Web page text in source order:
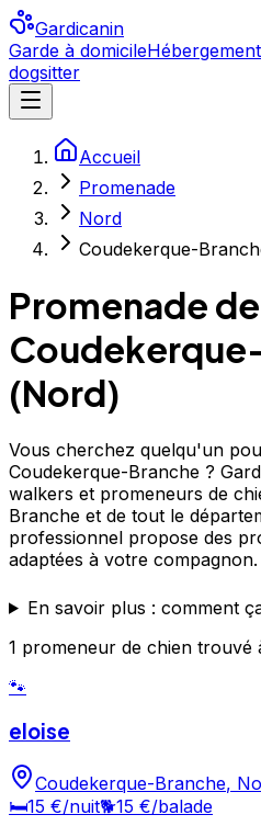
Gardicanin
Garde à domicileHébergement
dogsitter
Accueil
Promenade
Nord
Coudekerque-
Promenade
(Nord)
Vous cherchez quelqu'un
Coudekerque-Branche ?
walkers et promeneurs de
Branche et de tout le
professionnel propose des
adaptées à votre compagnon.
En savoir plus : comment
1 promeneur de chien trouvé
🐾
eloise
Coudekerque-Branche,
🛏️15 €/nuit🐕15 €/balade